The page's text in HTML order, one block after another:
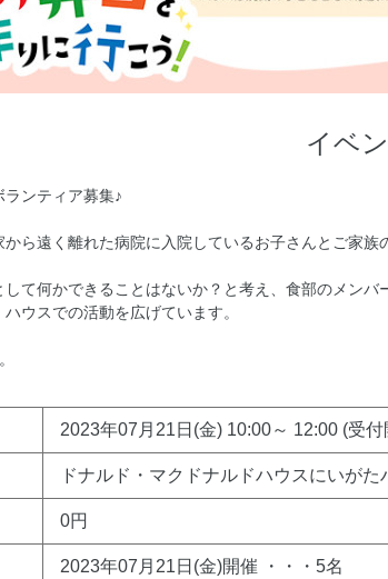
イベ
ランティア募集♪
ら遠く離れた病院に入院しているお子さんとご家
て何かできることはないか？と考え、食部のメン
ウスでの活動を広げています。
2023年07月21日(金) 10:00～ 12:00 (受
ドナルド・マクドナルドハウスにいがた
0円
2023年07月21日(金)開催 ・・・5名